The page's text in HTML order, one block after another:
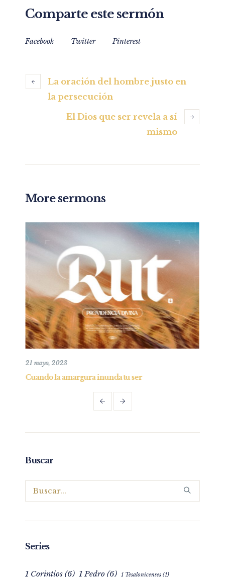
Comparte este sermón
Facebook Twitter Pinterest
La oración del hombre justo en
la persecución
El Dios que ser revela a sí
mismo
More sermons
La Verdad en la agonía
Buscar
Series
1 Corintios (6) 1 Pedro (6) 1 Tesalonicenses (1)